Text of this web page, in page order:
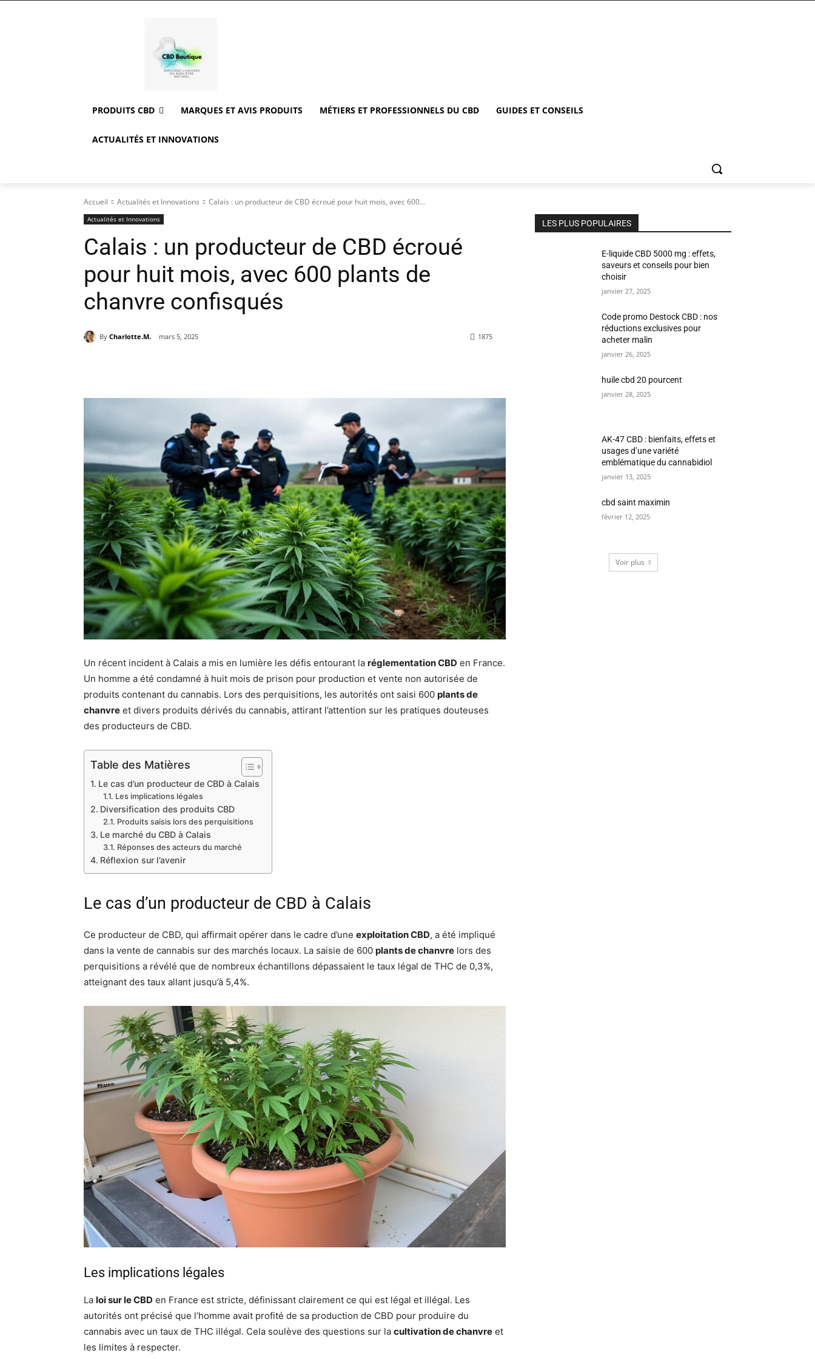
PRODUITS CBD MARQUES ET AVIS PRODUITS MÉTIERS ET PROFESSIONNELS DU CBD GUIDES ET CONSEILS
ACTUALITÉS ET INNOVATIONS
Accueil Actualités et Innovations Calais : un producteur de CBD écroué pour huit mois, avec 600...
Actualités et Innovations
Calais : un producteur de CBD écroué
pour huit mois, avec 600 plants de
chanvre confisqués
By Charlotte.M. mars 5, 2025 1875
Un récent incident à Calais a mis en lumière les défis entourant la réglementation CBD en France.
Un homme a été condamné à huit mois de prison pour production et vente non autorisée de
produits contenant du cannabis. Lors des perquisitions, les autorités ont saisi 600 plants de
chanvre et divers produits dérivés du cannabis, attirant l’attention sur les pratiques douteuses
des producteurs de CBD.
Table des Matières
Le cas d’un producteur de CBD à Calais
Les implications légales
Diversification des produits CBD
Produits saisis lors des perquisitions
Le marché du CBD à Calais
Réponses des acteurs du marché
Réflexion sur l’avenir
Le cas d’un producteur de CBD à Calais
Ce producteur de CBD, qui affirmait opérer dans le cadre d’une exploitation CBD, a été impliqué
dans la vente de cannabis sur des marchés locaux. La saisie de 600 plants de chanvre lors des
perquisitions a révélé que de nombreux échantillons dépassaient le taux légal de THC de 0,3%,
atteignant des taux allant jusqu’à 5,4%.
Les implications légales
La loi sur le CBD en France est stricte, définissant clairement ce qui est légal et illégal. Les
autorités ont précisé que l’homme avait profité de sa production de CBD pour produire du
cannabis avec un taux de THC illégal. Cela soulève des questions sur la cultivation de chanvre et
les limites à respecter.
LES PLUS POPULAIRES
E-liquide CBD 5000 mg : effets,
saveurs et conseils pour bien
choisir
janvier 27, 2025
Code promo Destock CBD : nos
réductions exclusives pour
acheter malin
janvier 26, 2025
huile cbd 20 pourcent
janvier 28, 2025
AK-47 CBD : bienfaits, effets et
usages d’une variété
emblématique du cannabidiol
janvier 13, 2025
cbd saint maximin
février 12, 2025
Voir plus